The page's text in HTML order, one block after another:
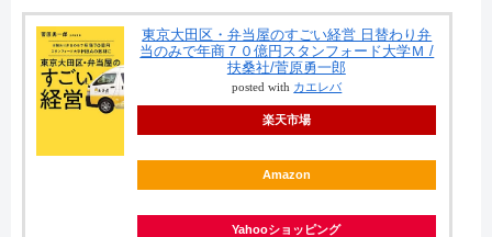
東京大田区・弁当屋のすごい経営 日替わり弁
当のみで年商７０億円スタンフォード大学Ｍ /
扶桑社/菅原勇一郎
posted with カエレバ
楽天市場
Amazon
Yahooショッピング